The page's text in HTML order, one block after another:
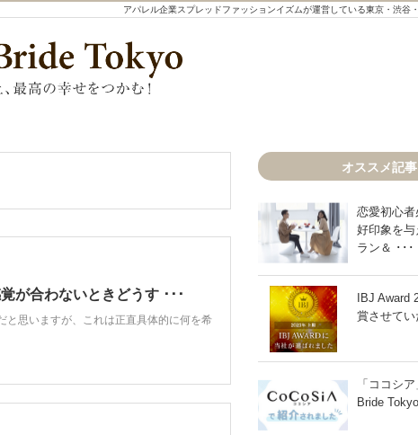
アパレル企業スプレッドファッションイズムが運営している東京・渋谷
が合わないときどうす ･･･
と思いますが、これは正直具体的に何を希
オススメ記事
恋愛初心
好印象を
ラン＆ ･･･
IBJ Award
賞させてい
「ココシ
Bride